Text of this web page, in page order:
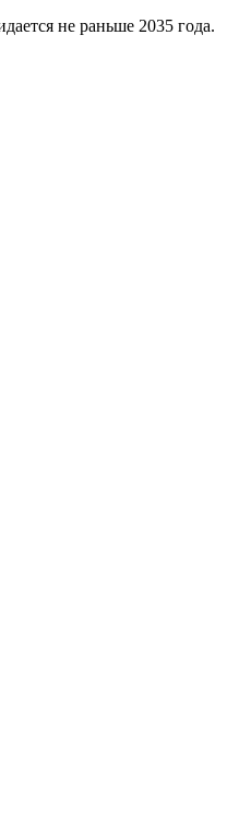
не раньше 2035 года.